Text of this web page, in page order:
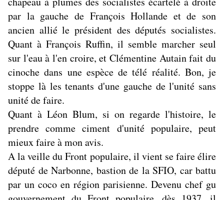
par la gauche de François Hollande et de son
ancien allié le président des députés socialistes.
Quant à François Ruffin, il semble marcher seul
sur l'eau à l'en croire, et Clémentine Autain fait du
cinoche dans une espèce de télé réalité. Bon, je
stoppe là les tenants d'une gauche de l'unité sans
unité de faire.
Quant à Léon Blum, si on regarde l'histoire, le
prendre comme ciment d'unité populaire, peut
mieux faire à mon avis.
A la veille du Front populaire, il vient se faire élire
député de Narbonne, bastion de la SFIO, car battu
par un coco en région parisienne. Devenu chef gu